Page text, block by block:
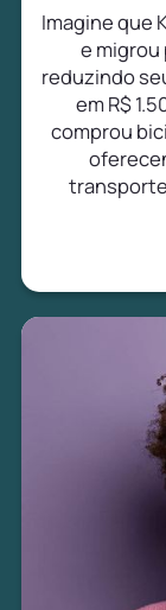
Imagine que
e migrou
reduzindo
em R$
comprou